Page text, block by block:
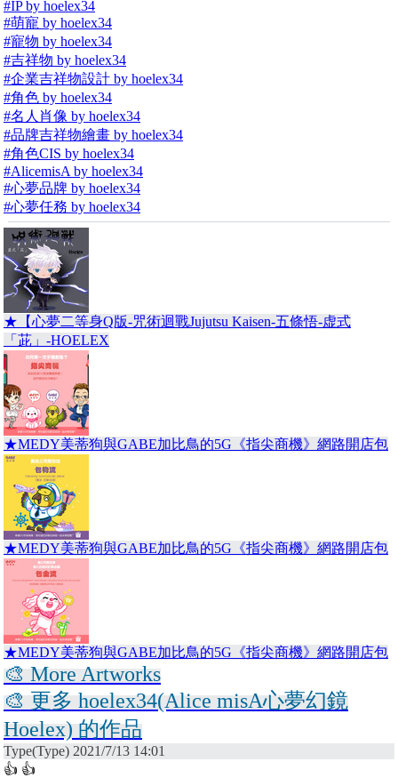
#IP by hoelex34
#萌寵 by hoelex34
#寵物 by hoelex34
#吉祥物 by hoelex34
#企業吉祥物設計 by hoelex34
#角色 by hoelex34
#名人肖像 by hoelex34
#品牌吉祥物繪畫 by hoelex34
#角色CIS by hoelex34
#AlicemisA by hoelex34
#心夢品牌 by hoelex34
#心夢任務 by hoelex34
★【心夢二等身Q版-咒術迴戰Jujutsu Kaisen-五條悟-虚式
「茈」-HOELEX
★MEDY美蒂狗與GABE加比鳥的5G《指尖商機》網路開店包
★MEDY美蒂狗與GABE加比鳥的5G《指尖商機》網路開店包
★MEDY美蒂狗與GABE加比鳥的5G《指尖商機》網路開店包
🎨 More Artworks
🎨 更多 hoelex34(Alice misA心夢幻鏡
Hoelex) 的作品
Type(Type) 2021/7/13 14:01
👍 👍